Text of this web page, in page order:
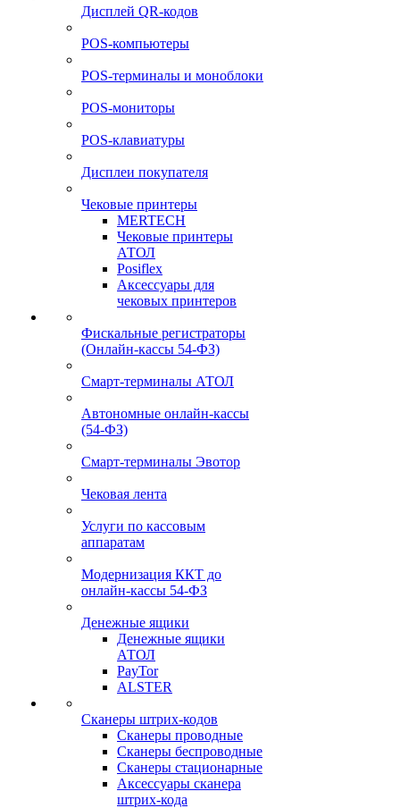
Дисплей QR-кодов
POS-компьютеры
POS-терминалы и моноблоки
POS-мониторы
POS-клавиатуры
Дисплеи покупателя
Чековые принтеры
MERTECH
Чековые принтеры
АТОЛ
Posiflex
Аксессуары для
чековых принтеров
Фискальные регистраторы
(Онлайн-кассы 54-ФЗ)
Смарт-терминалы АТОЛ
Автономные онлайн-кассы
(54-ФЗ)
Смарт-терминалы Эвотор
Чековая лента
Услуги по кассовым
аппаратам
Модернизация ККТ до
онлайн-кассы 54-ФЗ
Денежные ящики
Денежные ящики
АТОЛ
PayTor
ALSTER
Сканеры штрих-кодов
Сканеры проводные
Сканеры беспроводные
Сканеры стационарные
Аксессуары сканера
штрих-кода